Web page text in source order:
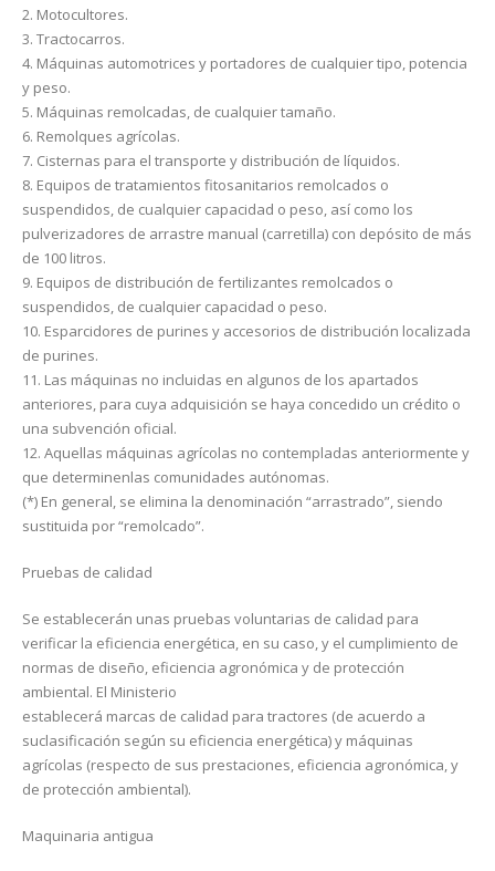
2. Motocultores.
3. Tractocarros.
4. Máquinas automotrices y portadores de cualquier tipo, potencia
y peso.
5. Máquinas remolcadas, de cualquier tamaño.
6. Remolques agrícolas.
7. Cisternas para el transporte y distribución de líquidos.
8. Equipos de tratamientos fitosanitarios remolcados o
suspendidos, de cualquier capacidad o peso, así como los
pulverizadores de arrastre manual (carretilla) con depósito de más
de 100 litros.
9. Equipos de distribución de fertilizantes remolcados o
suspendidos, de cualquier capacidad o peso.
10. Esparcidores de purines y accesorios de distribución localizada
de purines.
11. Las máquinas no incluidas en algunos de los apartados
anteriores, para cuya adquisición se haya concedido un crédito o
una subvención oficial.
12. Aquellas máquinas agrícolas no contempladas anteriormente y
que determinenlas comunidades autónomas.
(*) En general, se elimina la denominación “arrastrado”, siendo
sustituida por “remolcado”.
Pruebas de calidad
Se establecerán unas pruebas voluntarias de calidad para
verificar la eficiencia energética, en su caso, y el cumplimiento de
normas de diseño, eficiencia agronómica y de protección
ambiental. El Ministerio
establecerá marcas de calidad para tractores (de acuerdo a
suclasificación según su eficiencia energética) y máquinas
agrícolas (respecto de sus prestaciones, eficiencia agronómica, y
de protección ambiental).
Maquinaria antigua